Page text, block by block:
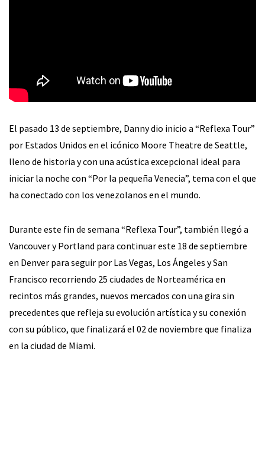
El pasado 13 de septiembre, Danny dio inicio a “Reflexa Tour”
por Estados Unidos en el icónico Moore Theatre de Seattle,
lleno de historia y con una acústica excepcional ideal para
iniciar la noche con “Por la pequeña Venecia”, tema con el que
ha conectado con los venezolanos en el mundo.
Durante este fin de semana “Reflexa Tour”, también llegó a
Vancouver y Portland para continuar este 18 de septiembre
en Denver para seguir por Las Vegas, Los Ángeles y San
Francisco recorriendo 25 ciudades de Norteamérica en
recintos más grandes, nuevos mercados con una gira sin
precedentes que refleja su evolución artística y su conexión
con su público, que finalizará el 02 de noviembre que finaliza
en la ciudad de Miami.